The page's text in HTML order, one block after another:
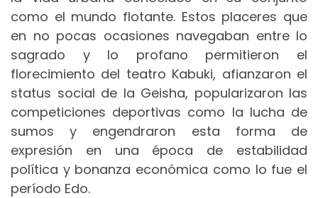
como el mundo flotante. Estos placeres que
en no pocas ocasiones navegaban entre lo
sagrado y lo profano permitieron el
florecimiento del teatro Kabuki, afianzaron el
status social de la Geisha, popularizaron las
competiciones deportivas como la lucha de
sumos y engendraron esta forma de
expresión en una época de estabilidad
política y bonanza económica como lo fue el
período Edo.